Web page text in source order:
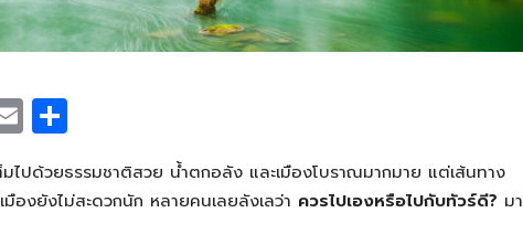
E
m
ailar
e
ไปด้วยธรรมชาติสวย น้ำตกอลัง และเมืองโบราณมากมาย แต่เส้นทาง
องยังไม่สะดวกนัก หลายคนเลยลังเลว่า ควรไปเองหรือไปกับทัวร์ดี? มา